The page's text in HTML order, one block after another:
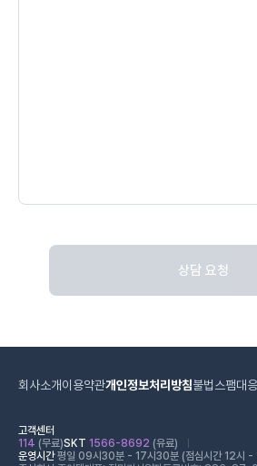
상담 요청
회사소개이용약관개인정보처리방침불법스팸대
고객센터
114 (무료)SKT 1566-8692 (유료)
운영시간평일 09시30분 - 17시30분 (점심시간 12시 -